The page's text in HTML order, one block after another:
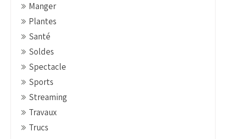
Manger
Plantes
Santé
Soldes
Spectacle
Sports
Streaming
Travaux
Trucs